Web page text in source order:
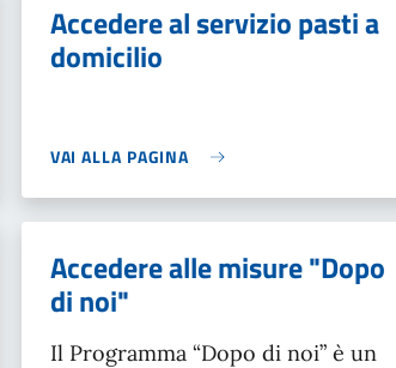
Accedere al servizio pasti a
domicilio
VAI ALLA PAGINA
Accedere alle misure "Dopo
di noi"
Il Programma “Dopo di noi” è un